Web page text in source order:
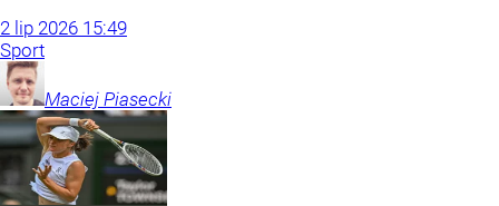
2 lip 2026 15:49
Sport
Maciej Piasecki